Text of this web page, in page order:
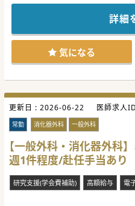
★☆コンサルタントからの
約100床の一般病院です。
地域の状況に合わせ、一般
効率的な病院運営を行ってい
現在、常勤1名につき、2名
なります。
詳細
気になる
更新日 : 2026-06-22 医師求人
常勤 消化器外科 一般外科
【一般外科・消化器外科
週1件程度/赴任手当あり
研究支援(学会費補助) 高額給与 電